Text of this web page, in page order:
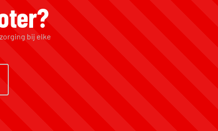
bij elke